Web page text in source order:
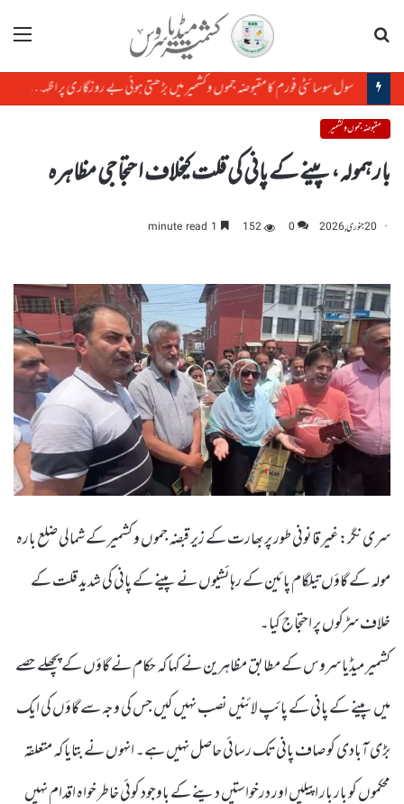
مینو
سول سوسائٹی فورم کا مقبوضہ جموں وکشمیر میں بڑھتی ہوئی بے روزگاری پر اظہارتشویش
مقبوضہ جموں و کشمیر
بارہمولہ، پینے کے پانی کی قلت کیخلاف احتجاجی مظاہرہ
20 جنوری, 2026 0
152
سری نگر:غیر قانونی طور پر بھارت کے زیر قبضہ جموں و کشمیر کے شمالی ضلع بارہ
مولہ کے گاؤں تیلگام پائین کے رہائشیوں نے پینے کے پانی کی شدید قلت کے
خلاف سڑکوں پر احتجاج کیا۔
کشمیر میڈیا سروس کے مطابق مظاہرین نے کہا کہ حکام نے گاؤں کے پچھلے حصے
میں پینے کے پانی کے پائپ لائنیں نصب نہیں کیں جس کی وجہ سے گاؤں کی ایک
بڑی آبادی کو صاف پانی تک رسائی حاصل نہیں ہے۔ انہوں نے بتایا کہ متعلقہ
محکموں کو بار بار اپیلیں اور درخواستیں دینے کے باوجود کوئی خاطر خواہ اقدام نہیں